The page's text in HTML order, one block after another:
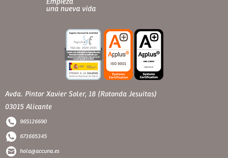
Avda. Pintor Xavier Soler, 18 (Rotonda Jesuitas)
03015 Alicante
965126690
673665345
hola@accuna.es